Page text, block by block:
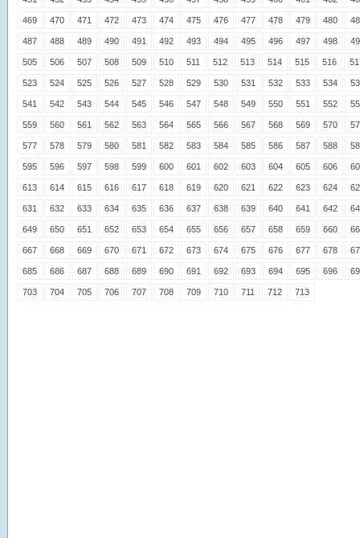
469 470 471 472 473 474 475 476 477 478 479 480
487 488 489 490 491 492 493 494 495 496 497 498
505 506 507 508 509 510 511 512 513 514 515 516
523 524 525 526 527 528 529 530 531 532 533 534
541 542 543 544 545 546 547 548 549 550 551 552
559 560 561 562 563 564 565 566 567 568 569 570
577 578 579 580 581 582 583 584 585 586 587 588
595 596 597 598 599 600 601 602 603 604 605 606
613 614 615 616 617 618 619 620 621 622 623 624
631 632 633 634 635 636 637 638 639 640 641 642
649 650 651 652 653 654 655 656 657 658 659 660
667 668 669 670 671 672 673 674 675 676 677 678
685 686 687 688 689 690 691 692 693 694 695 696
703 704 705 706 707 708 709 710 711 712 713